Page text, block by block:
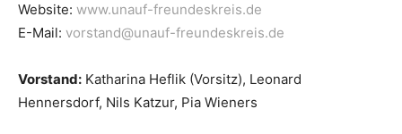
Website: www.unauf-freundeskreis.de
E-Mail: vorstand@unauf-freundeskreis.de
Vorstand: Katharina Heflik (Vorsitz), Leonard
Hennersdorf, Nils Katzur, Pia Wieners